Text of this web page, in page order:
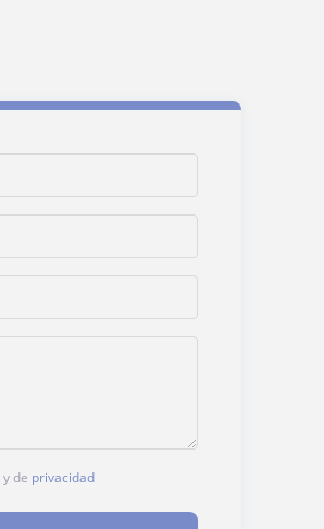
y de privacidad